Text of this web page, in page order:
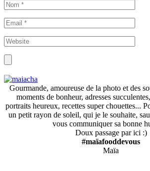
Gourmande, amoureuse de la photo et des
moments de bonheur, adresses
portraits heureux, recettes super chouettes...
un petit rayon de soleil, qui je le souhaite,
vous communiquer sa bonne
Doux passage par ici :)
#maïafooddevous
Maïa